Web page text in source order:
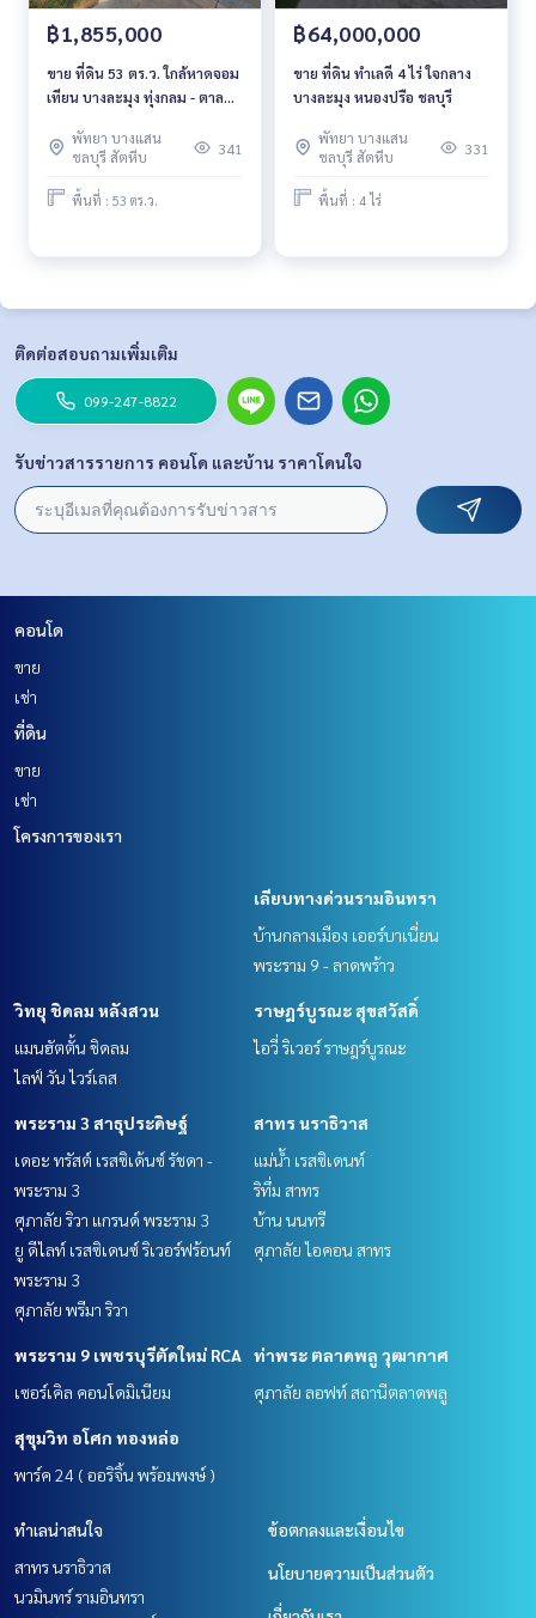
฿1,855,000
ขาย ที่ดิน 53 ตร.ว. ใกล้หาดจอม
เทียน บางละมุง ทุ่งกลม - ตาล
พัทยา บางแสน
ชลบุรี สัตหีบ
341
พื้นที่ : 53 ตร.ว.
฿64,000,000
ขาย ที่ดิน ทำเลดี 4 ไร่ ใจกลาง
บางละมุง หนองปรือ ชลบุรี
พัทยา บางแสน
ชลบุรี สัตหีบ
331
พื้นที่ : 4 ไร่
ติดต่อสอบถามเพิ่มเติม
099-247-8822
รับข่าวสารรายการ คอนโด และบ้าน ราคาโดนใจ
คอนโด
ขาย
เช่า
ที่ดิน
ขาย
เช่า
โครงการของเรา
เลียบทางด่วนรามอินทรา
บ้านกลางเมือง เออร์บาเนี่ยน
พระราม 9 - ลาดพร้าว
วิทยุ ชิดลม หลังสวน
แมนฮัตตั้น ชิดลม
ไลฟ์ วัน ไวร์เลส
ราษฎร์บูรณะ สุขสวัสดิ์
ไอวี่ ริเวอร์ ราษฎร์บูรณะ
พระราม 3 สาธุประดิษฐ์
เดอะ ทรัสต์ เรสซิเด้นซ์ รัชดา -
พระราม 3
ศุภาลัย ริวา แกรนด์ พระราม 3
ยู ดีไลท์ เรสซิเดนซ์ ริเวอร์ฟร้อนท์
พระราม 3
ศุภาลัย พรีมา ริวา
สาทร นราธิวาส
แม่น้ำ เรสซิเดนท์
ริทึ่ม สาทร
บ้าน นนทรี
ศุภาลัย ไอคอน สาทร
พระราม 9 เพชรบุรีตัดใหม่ RCA
เซอร์เคิล คอนโดมิเนียม
ท่าพระ ตลาดพลู วุฒากาศ
ศุภาลัย ลอฟท์ สถานีตลาดพลู
สุขุมวิท อโศก ทองหล่อ
พาร์ค 24 ( ออริจิ้น พร้อมพงษ์ )
ทำเลน่าสนใจ
สาทร นราธิวาส
นวมินทร์ รามอินทรา
ข้อตกลงและเงื่อนไข
นโยบายความเป็นส่วนตัว